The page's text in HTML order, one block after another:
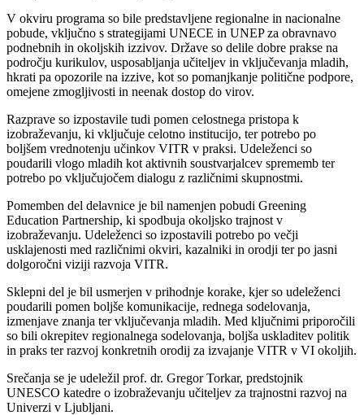
V okviru programa so bile predstavljene regionalne in nacionalne
pobude, vključno s strategijami UNECE in UNEP za obravnavo
podnebnih in okoljskih izzivov. Države so delile dobre prakse na
področju kurikulov, usposabljanja učiteljev in vključevanja mladih,
hkrati pa opozorile na izzive, kot so pomanjkanje politične podpore,
omejene zmogljivosti in neenak dostop do virov.
Razprave so izpostavile tudi pomen celostnega pristopa k
izobraževanju, ki vključuje celotno institucijo, ter potrebo po
boljšem vrednotenju učinkov VITR v praksi. Udeleženci so
poudarili vlogo mladih kot aktivnih soustvarjalcev sprememb ter
potrebo po vključujočem dialogu z različnimi skupnostmi.
Pomemben del delavnice je bil namenjen pobudi Greening
Education Partnership, ki spodbuja okoljsko trajnost v
izobraževanju. Udeleženci so izpostavili potrebo po večji
usklajenosti med različnimi okviri, kazalniki in orodji ter po jasni
dolgoročni viziji razvoja VITR.
Sklepni del je bil usmerjen v prihodnje korake, kjer so udeleženci
poudarili pomen boljše komunikacije, rednega sodelovanja,
izmenjave znanja ter vključevanja mladih. Med ključnimi priporočili
so bili okrepitev regionalnega sodelovanja, boljša uskladitev politik
in praks ter razvoj konkretnih orodij za izvajanje VITR v VI okoljih.
Srečanja se je udeležil prof. dr. Gregor Torkar, predstojnik
UNESCO katedre o izobraževanju učiteljev za trajnostni razvoj na
Univerzi v Ljubljani.